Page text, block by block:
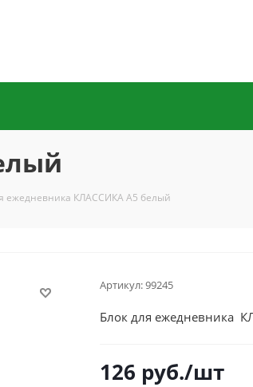
ежедневника КЛАССИКА А5 белый
Артикул:99245
Блок для ежедневника
126 руб./шт